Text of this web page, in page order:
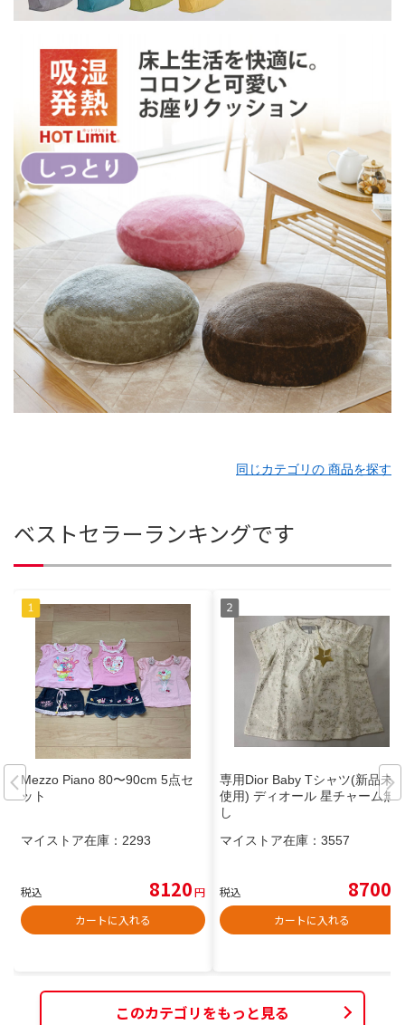
同じカテゴリの 商品を探す
ベストセラーランキングです
Mezzo Piano 80〜90cm 5点セ
ット
マイストア在庫： 2293
税込 8120円
カートに入れる
専用Dior Baby Tシャツ(新品未
使用) ディオール 星チャーム無
し
マイストア在庫： 3557
税込 8700
カートに入れる
このカテゴリをもっと見る